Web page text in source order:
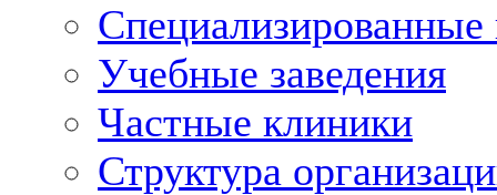
Учебные заведения
Частные клиники
Структура